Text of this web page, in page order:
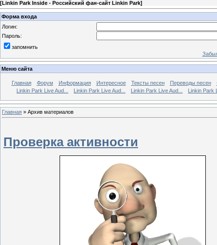
[Linkin Park Inside - Российский фан-сайт Linkin Park]
Форма входа
Логин:
Пароль:
запомнить
Меню сайта
Главная Форум Информация Интересное Тексты песен Переводы песен
Linkin Park Live Aud...
Linkin Park Live Aud... Linkin Park Live Aud... Linkin Park
Главная » Архив материалов
Проверка активности